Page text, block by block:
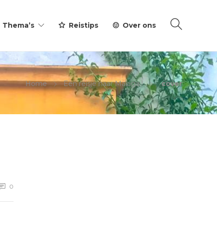
Thema’s Reistips Over ons
Home Een reisje naar Malaga ! cover
0